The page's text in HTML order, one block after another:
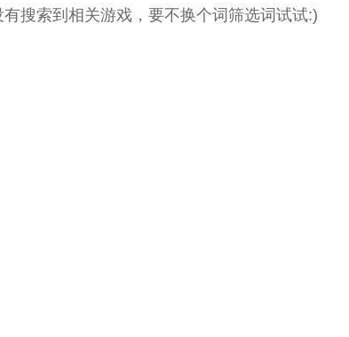
搜索到相关游戏，要不换个词筛选词试试:)